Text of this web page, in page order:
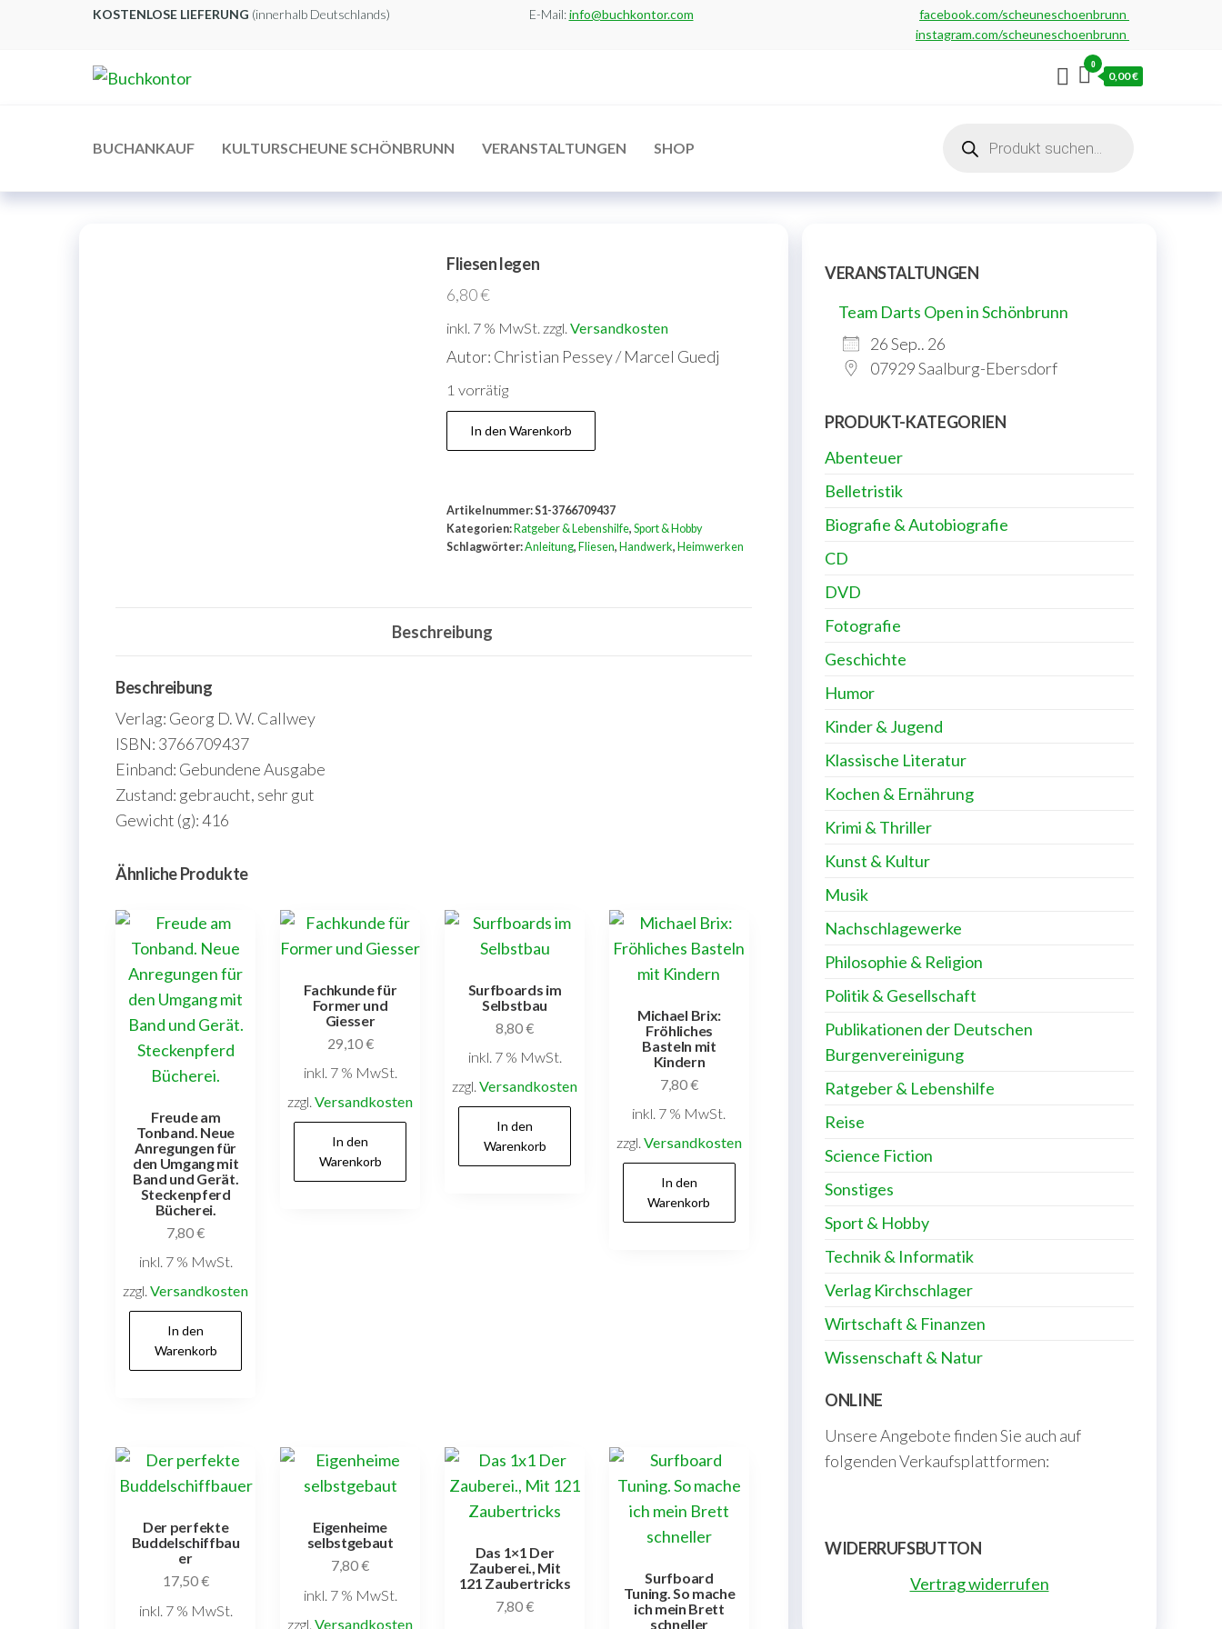
KOSTENLOSE LIEFERUNG (innerhalb Deutschlands) E-Mail:info@buchkontor.com
facebook.com/scheuneschoenbrunn
instagram.com/scheuneschoenbrunn
0
0,00 €
BUCHANKAUF KULTURSCHEUNE SCHÖNBRUNN VERANSTALTUNGEN SHOP
search
Fliesen legen
6,80€
inkl. 7 % MwSt. zzgl. Versandkosten
Autor: Christian Pessey / Marcel Guedj
1 vorrätig
Fliesen
legen
In den Warenkorb
Artikelnummer:S1-3766709437
Kategorien: Ratgeber & Lebenshilfe, Sport & Hobby
Schlagwörter:Anleitung, Fliesen, Handwerk, Heimwerken
Beschreibung
Beschreibung
Verlag: Georg D. W. Callwey
ISBN: 3766709437
Einband: Gebundene Ausgabe
Zustand: gebraucht, sehr gut
Gewicht (g): 416
Ähnliche Produkte
Freude am
Tonband. Neue
Anregungen für
den Umgang mit
Band und Gerät.
Steckenpferd
Bücherei.
7,80€
inkl. 7 % MwSt.
zzgl.Versandkosten
In den
Warenkorb
Fachkunde für
Former und
Giesser
29,10€
inkl. 7 % MwSt.
zzgl.Versandkosten
In den
Warenkorb
Surfboards im
Selbstbau
8,80€
inkl. 7 % MwSt.
zzgl.Versandkosten
In den
Warenkorb
Michael Brix:
Fröhliches
Basteln mit
Kindern
7,80€
inkl. 7 % MwSt.
zzgl. Versandkosten
In den
Warenkorb
Der perfekte
Buddelschiffbau
er
17,50€
inkl. 7 % MwSt.
Eigenheime
selbstgebaut
7,80€
inkl. 7 % MwSt.
zzgl.Versandkosten
Das 1×1 Der
Zauberei., Mit
121 Zaubertricks
7,80€
Surfboard
Tuning. So mache
ich mein Brett
schneller
VERANSTALTUNGEN
Team Darts Open in Schönbrunn
26 Sep.. 26
07929 Saalburg-Ebersdorf
PRODUKT-KATEGORIEN
Abenteuer
Belletristik
Biografie & Autobiografie
CD
DVD
Fotografie
Geschichte
Humor
Kinder & Jugend
Klassische Literatur
Kochen & Ernährung
Krimi & Thriller
Kunst & Kultur
Musik
Nachschlagewerke
Philosophie & Religion
Politik & Gesellschaft
Publikationen der Deutschen
Burgenvereinigung
Ratgeber & Lebenshilfe
Reise
Science Fiction
Sonstiges
Sport & Hobby
Technik & Informatik
Verlag Kirchschlager
Wirtschaft & Finanzen
Wissenschaft & Natur
ONLINE
Unsere Angebote finden Sie auch auf
folgenden Verkaufsplattformen:
WIDERRUFSBUTTON
Vertrag widerrufen